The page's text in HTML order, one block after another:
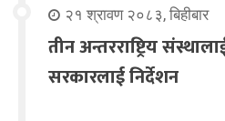
२१ श्रावण २०८३, बिहीबार
तीन अन्तरराष्ट्रिय
सरकारलाई निर्देशन